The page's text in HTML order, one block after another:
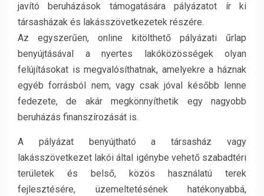
javító beruházások támogatására pályázatot ír ki
társasházak és lakásszövetkezetek részére.
Az egyszerűen, online kitölthető pályázati űrlap
benyújtásával a nyertes lakóközösségek olyan
felújításokat is megvalósíthatnak, amelyekre a háznak
egyéb forrásból nem, vagy csak jóval később lenne
fedezete, de akár megkönnyíthetik egy nagyobb
beruházás finanszírozását is.
A pályázat benyújtható a társasház vagy
lakásszövetkezet lakói által igénybe vehető szabadtéri
területek és belső, közös használatú terek
fejlesztésére, üzemeltetésének hatékonyabbá,